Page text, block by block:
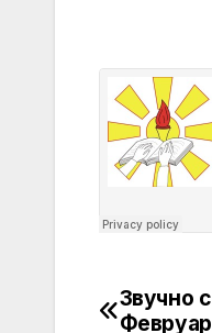
Post
Звучно